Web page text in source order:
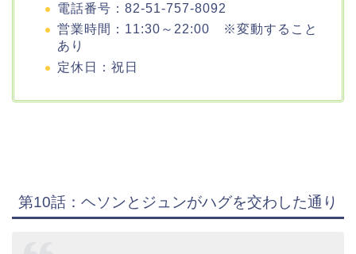
電話番号：82-51-757-8092
営業時間：11:30～22:00 ※変動すること
あり
定休日：祝日
第10話：ヘソンとジュンがハグを交わした通り